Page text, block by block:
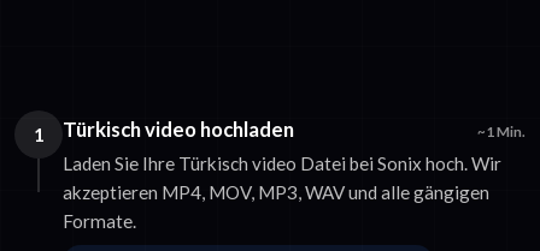
1 Türkisch video hochladen ~1 Min.
Laden Sie Ihre Türkisch video Datei bei Sonix hoch. Wir
akzeptieren MP4, MOV, MP3, WAV und alle gängigen
Formate.